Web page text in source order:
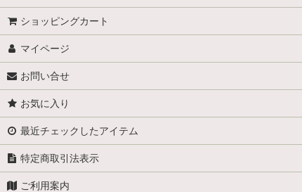
ショッピングカート
マイページ
お問い合せ
お気に入り
最近チェックしたアイテム
特定商取引法表示
ご利用案内